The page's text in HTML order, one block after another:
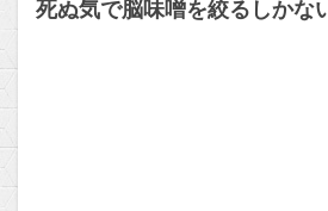
死ぬ気で脳味噌を絞るしかな